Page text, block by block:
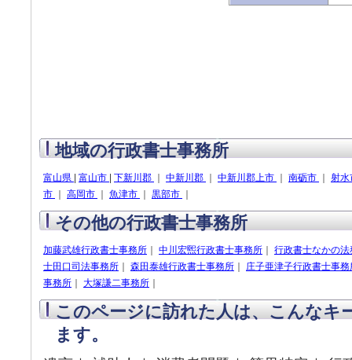
地域の行政書士事務所
富山県 富山市 下新川郡 中新川郡 中新川郡上市 南砺市
射
市
高岡市 魚津市 黒部市
その他の行政書士事務所
加藤武雄行政書士事務所 中川宏煕行政書士事務所
行政書士なかの法
士田口司法事務所
森田泰雄行政書士事務所
庄子亜津子行政書士事務
事務所
大塚謙二事務所
このページに訪れた人は、こんなキ
ます。